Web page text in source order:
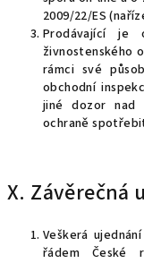
2009/22/ES
Prodávající je
živnostenského
rámci své
obchodní
jiné dozor nad
ochraně
X. Závěrečná
Veškerá
řádem České